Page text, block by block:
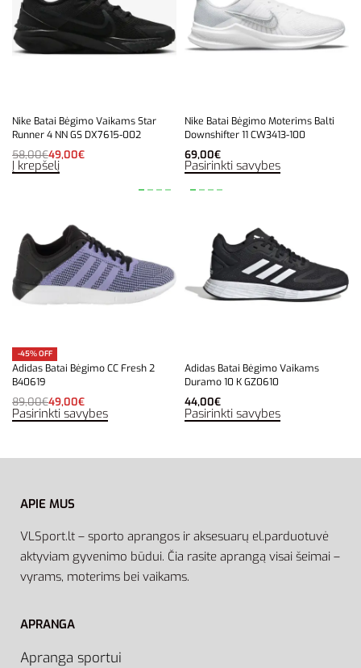
Nike Batai Bėgimo Vaikams Star
Runner 4 NN GS DX7615-002
58,00€49,00€
Į krepšelį
Nike Batai Bėgimo Moterims Balti
Downshifter 11 CW3413-100
69,00€
Pasirinkti savybes
-45% OFF
Adidas Batai Bėgimo CC Fresh 2
B40619
89,00€49,00€
Pasirinkti savybes
Adidas Batai Bėgimo Vaikams
Duramo 10 K GZ0610
44,00€
Pasirinkti savybes
APIE MUS
VLSport.lt – sporto aprangos ir aksesuarų el.parduotuvė
aktyviam gyvenimo būdui. Čia rasite aprangą visai šeimai –
vyrams, moterims bei vaikams.
APRANGA
Apranga sportui